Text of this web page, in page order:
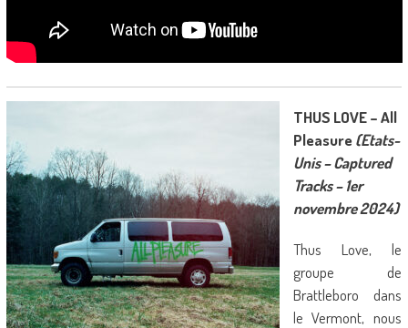
THUS LOVE – All
Pleasure(Etats-
Unis – Captured
Tracks – 1er
novembre 2024)
Thus Love, le
groupe de
Brattleboro dans
le Vermont, nous